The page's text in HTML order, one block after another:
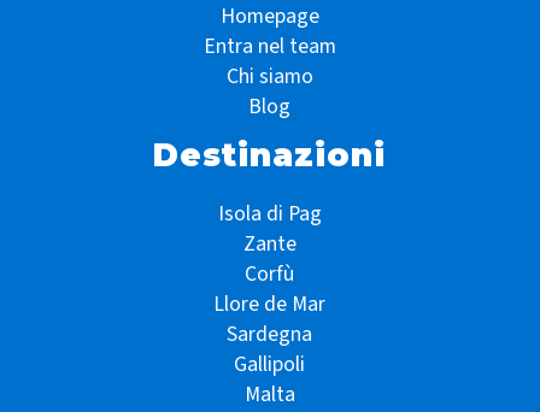
Homepage
Entra nel team
Chi siamo
Blog
Destinazioni
Isola di Pag
Zante
Corfù
Llore de Mar
Sardegna
Gallipoli
Malta